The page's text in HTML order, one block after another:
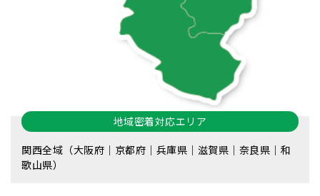
地域密着対応エリア
関西全域（大阪府｜京都府｜兵庫県｜滋賀県｜奈良県｜和
歌山県）